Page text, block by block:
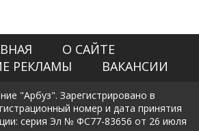
О САЙТЕ
РЕКЛАМЫ
ВАКАНСИИ
"Арбуз". Зарегистрировано в
номер и дата принятия
серия Эл № ФС77-83656 от 26 июля